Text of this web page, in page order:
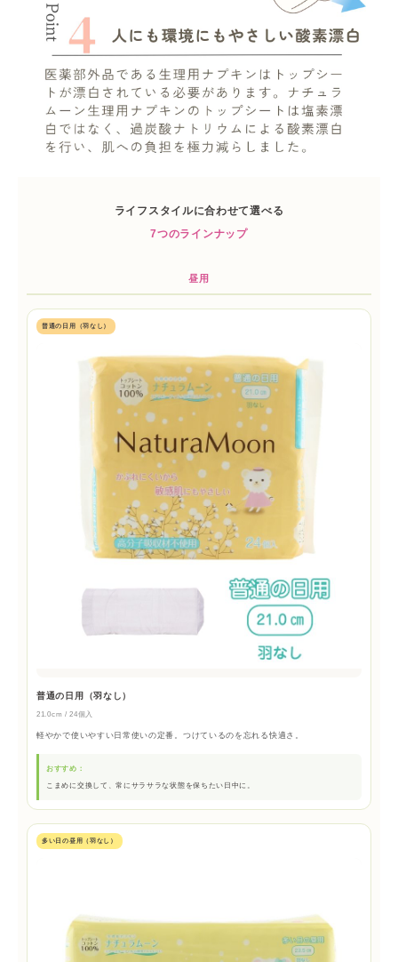
ライフスタイルに合わせて選べる
7つのラインナップ
昼用
普通の日用（羽なし）
普通の日用（羽なし）
21.0cm / 24個入
軽やかで使いやすい日常使いの定番。つけているのを忘れる快適さ。
おすすめ：
こまめに交換して、常にサラサラな状態を保ちたい日中に。
多い日の昼用（羽なし）